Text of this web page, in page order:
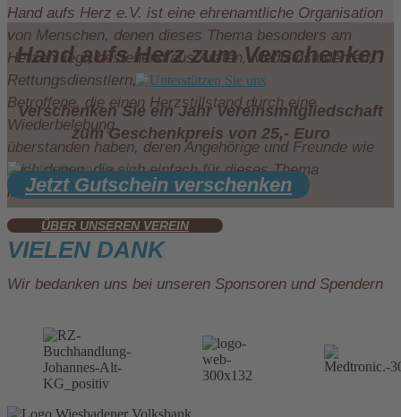
Hand aufs Herz e.V. ist eine ehrenamtliche Organisation
von Menschen, denen dieses Thema besonders am
Herzen liegt, bestehend aus Ärzten, Medizinstudenten,
Rettungsdienstlern,
Betroffene, die einen Herzstillstand durch eine
Wiederbelebung
überstanden haben, deren Angehörige und Freunde wie
auch denen, die sich einfach für dieses Thema
interessieren.
ÜBER UNSEREN VEREIN
Hand aufs Herz zum Verschenken
Verschenken Sie ein Jahr Vereinsmitgliedschaft
zum Geschenkpreis von 25,- Euro
Jetzt Gutschein verschenken
VIELEN DANK
Wir bedanken uns bei unseren Sponsoren und Spendern